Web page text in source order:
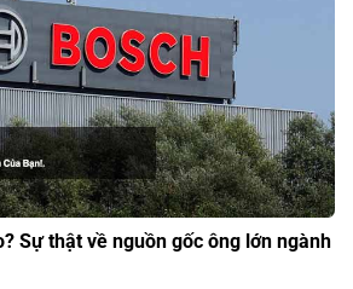
Sự thật về nguồn gốc ông lớn ngành